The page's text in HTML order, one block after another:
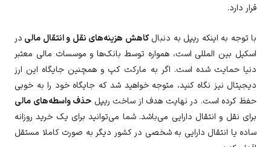
قرار دارد.
با توجه به اینکه ریپل به دنبالکاهش هزینه‌های نقل و انتقال مالی در
اسکیل بین المللی است، همواره توسط بانک‌ها و موسسات مالی معتبر
دنیا حمایت شده است. اگر به مارکت کپ و همچنین جایگاه این ارز
دیجیتال نیز نگاه کنید، متوجه خواهید شد که جایگاه خود را به خوبی
حفظ کرده است. در نهایت هدف از ساخت ریپل حذف واسطه‌های مالی
برای نقل و انتقال دارایی می‌باشد. شما می‌توانید برای یک خرید روزانه
ساده یا انتقال دارایی به شخصی در کشور دیگر به صورت کاملا مستقل